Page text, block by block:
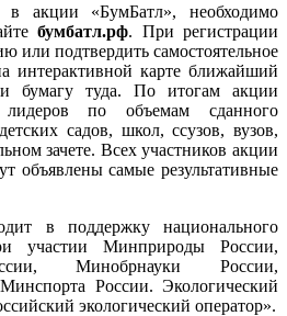
в акции «БумБатл», необходимо
бумбатл.рф. При регистрации
или подтвердить самостоятельное
интерактивной карте ближайший
бумагу туда. По итогам акции
лидеров по объемам сданного
садов, школ, ссузов, вузов,
зачете. Всех участников акции
объявлены самые результативные
в поддержку национального
участии Минприроды России,
Минобрнауки России,
России. Экологический
экологический оператор».